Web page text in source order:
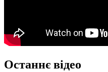
Останнє відео